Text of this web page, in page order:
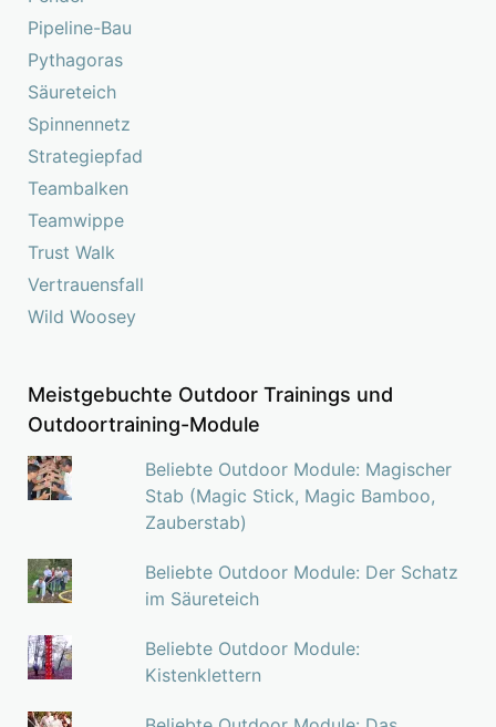
Pipeline-Bau
Pythagoras
Säureteich
Spinnennetz
Strategiepfad
Teambalken
Teamwippe
Trust Walk
Vertrauensfall
Wild Woosey
Meistgebuchte Outdoor Trainings und
Outdoortraining-Module
Beliebte Outdoor Module: Magischer
Stab (Magic Stick, Magic Bamboo,
Zauberstab)
Beliebte Outdoor Module: Der Schatz
im Säureteich
Beliebte Outdoor Module:
Kistenklettern